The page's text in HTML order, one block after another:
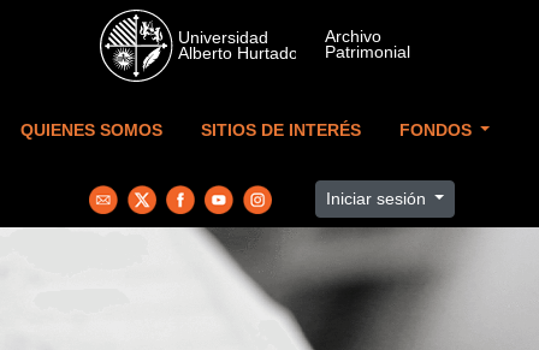
Skip to main content
QUIENES SOMOS SITIOS DE INTERÉS FONDOS
Iniciar sesión